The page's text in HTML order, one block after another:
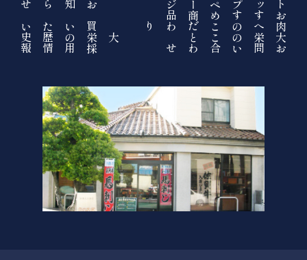
トップページ
お知らせ
おすすめ商品
肉へのこだわり
買いたい
大栄のこと
大栄の歴史
お問い合わせ
採用情報